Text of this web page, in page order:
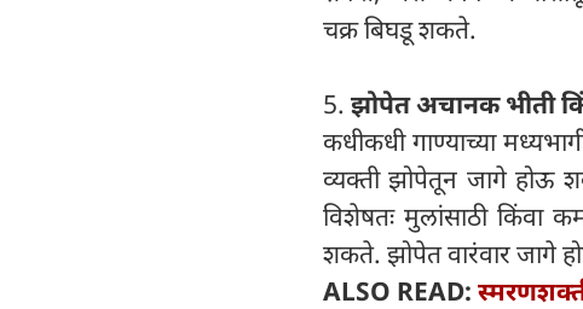
चक्र बिघडू शकते.
5. झोपेत अचानक भीती
कधीकधी गाण्याच्या
व्यक्ती झोपेतून जागे होऊ
विशेषतः मुलांसाठी
शकते. झोपेत वारंवार जागे
ALSO READ: